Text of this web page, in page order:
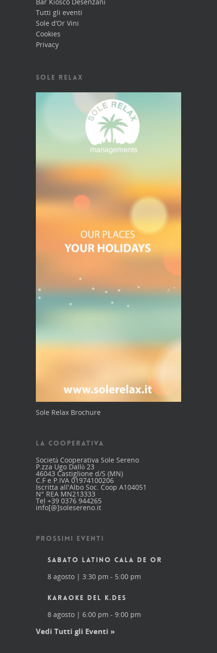
Tutti gli eventi
Sole d’Or Vini
Cookies
Privacy
SOLE RELAX
Sole Relax Brochure
LA COOPERATIVA
Società Cooperativa Sole Sereno
P.zza Ugo Dallò 23
46043 Castiglione d/S (MN)
C.F e P.IVA 01974100206
Iscritta all'Albo Soc. Coop A104051
N° REA MN213333
Tel +39 0376 944265
info[@]solesereno.it
PROSSIMI EVENTI
SABATO LATINO CALA DE OR
8 agosto | 3:30 pm - 5:00 pm
KARAOKE DEL K.DES
8 agosto | 6:00 pm - 9:00 pm
Vedi Tutti gli Eventi »